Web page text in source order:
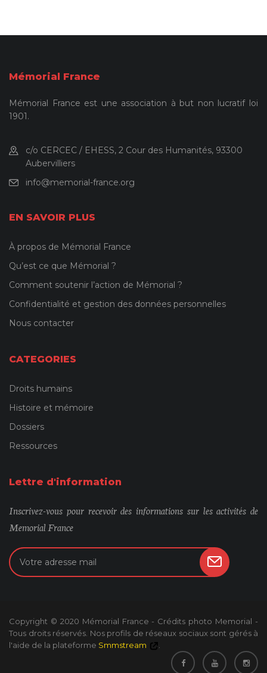
Mémorial France
Mémorial France est une association à but non lucratif loi
1901.
c/o CERCEC / EHESS, 2 Cour des Humanités, 93300
Aubervilliers
info@memorial-france.org
EN SAVOIR PLUS
À propos de Mémorial France
Qu’est ce que Mémorial ?
Comment soutenir l’action de Mémorial ?
Confidentialité et gestion des données personnelles
Nous contacter
CATEGORIES
Droits humains
Histoire et mémoire
Dossiers
Ressources
Lettre d'information
Inscrivez-vous pour recevoir des informations sur les activités de
Memorial France
Copyright © 2020 Mémorial France - Crédits photo Memorial -
Tous droits réservés. Nos profils de réseaux sociaux sont gérés à
l'aide de la plateforme Smmstream